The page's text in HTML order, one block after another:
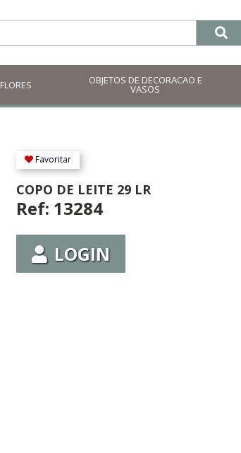
FLORES OBJETOS DE DECORACAO E
VASOS
Favoritar
COPO DE LEITE 29 LR
Ref: 13284
LOGIN